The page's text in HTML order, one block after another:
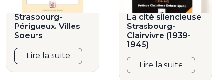
Strasbourg-
Périgueux. Villes
Soeurs
Lire la suite
La cité silencieuse
Strasbourg-
Clairvivre (1939-
1945)
Lire la suite